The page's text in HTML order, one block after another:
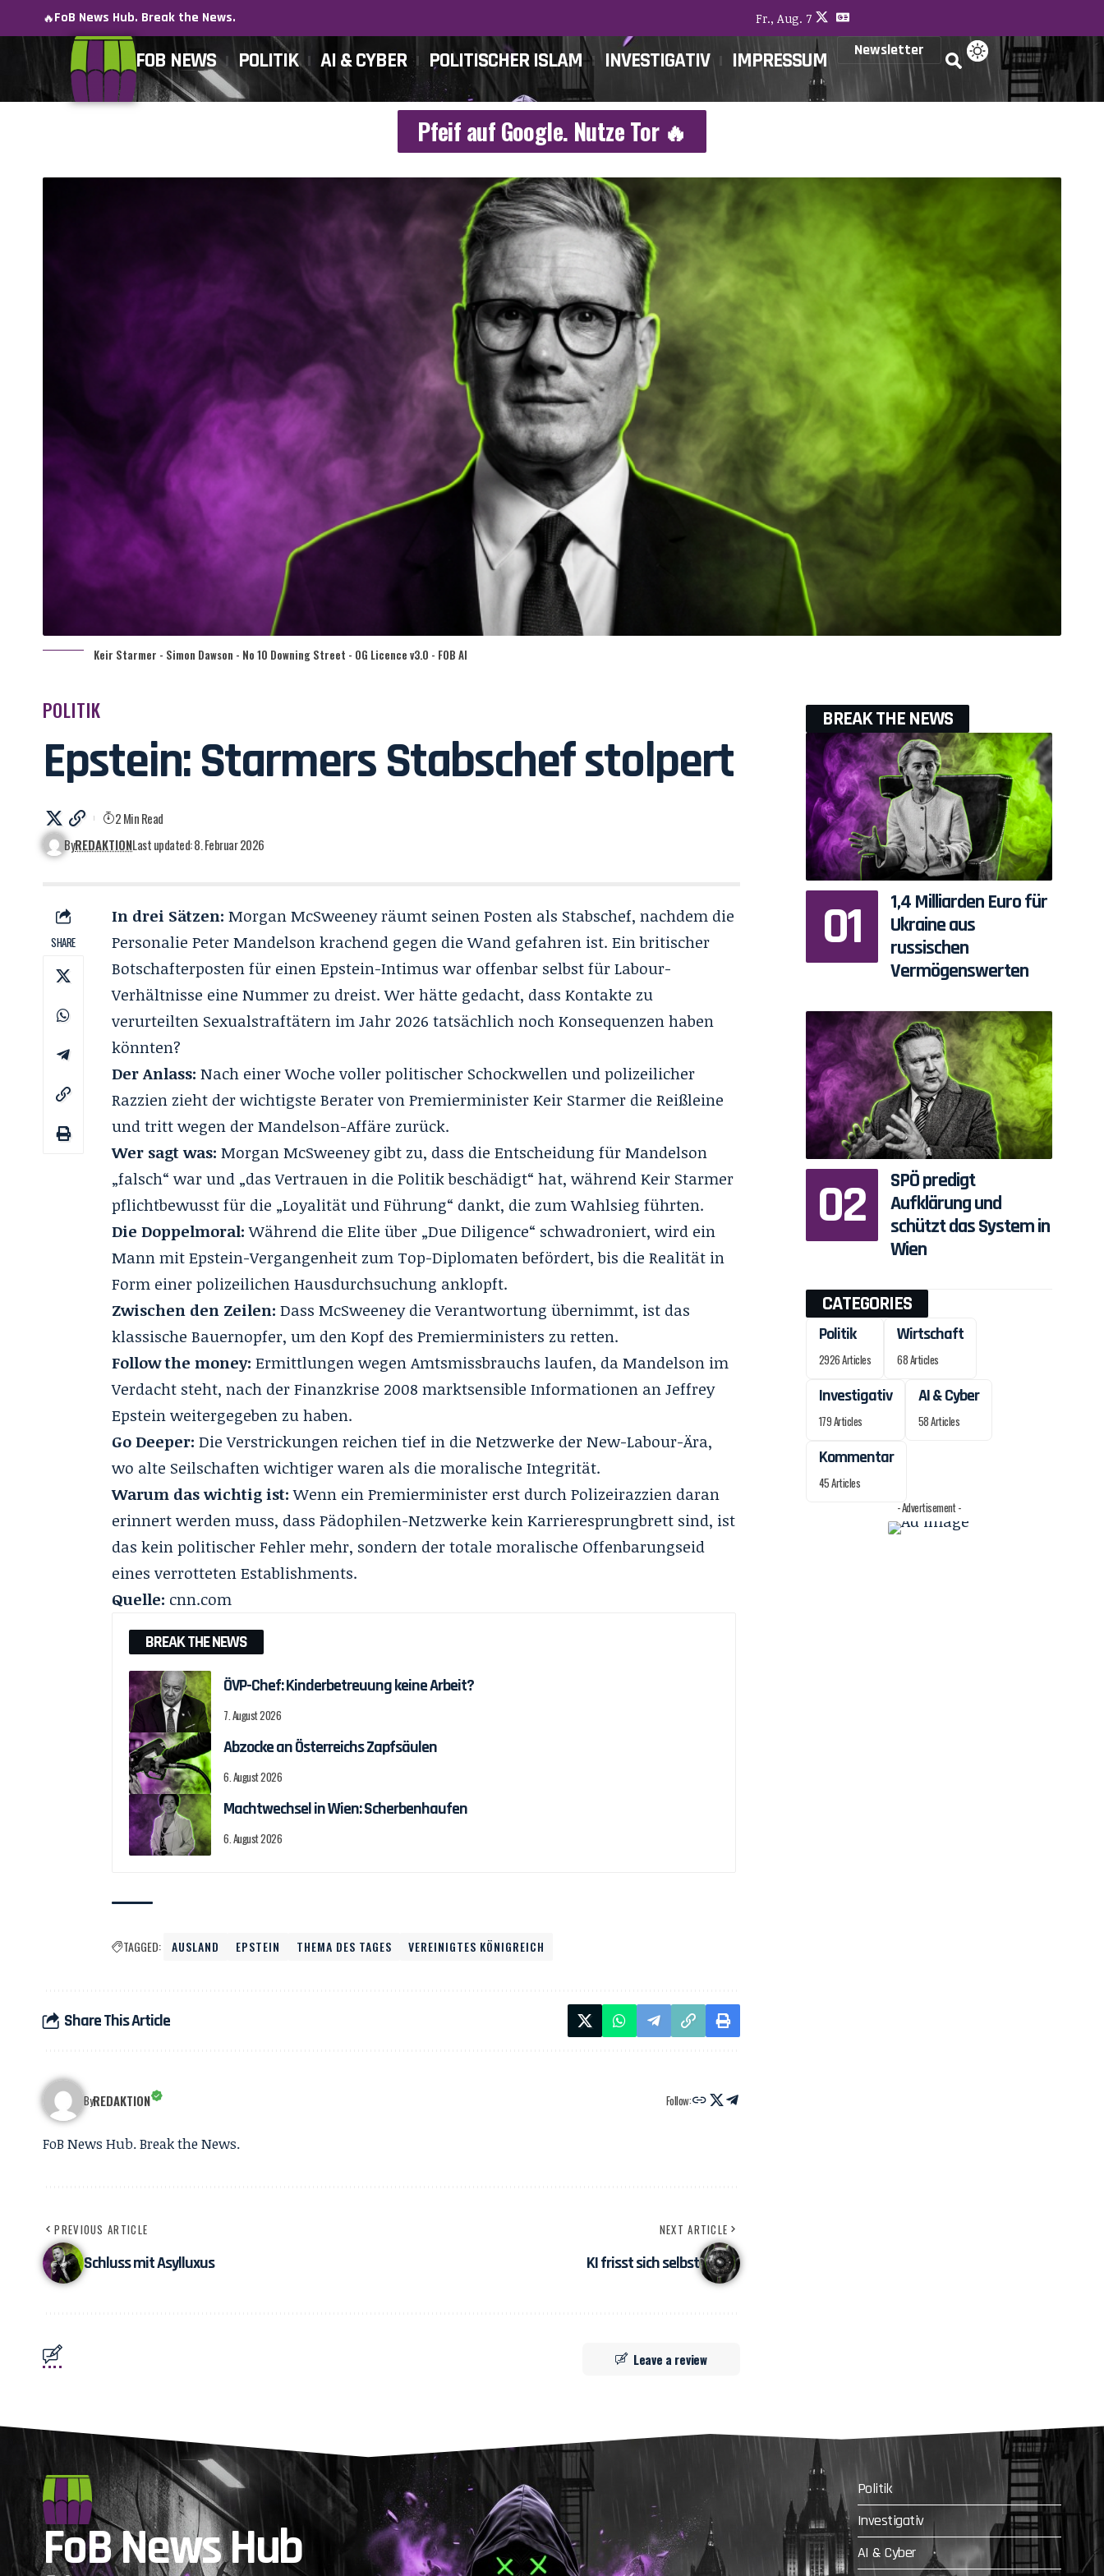
🔥FoB News Hub. Break the News. Fr., Aug. 7
FOB NEWS POLITIK AI & CYBER POLITISCHER ISLAM INVESTIGATIV IMPRESSUM Newsletter
Pfeif auf Google. Nutze Tor 🔥
Keir Starmer - Simon Dawson - No 10 Downing Street - OG Licence v3.0 - FOB AI
POLITIK
Epstein: Starmers Stabschef stolpert
ByREDAKTIONLast updated: 8. Februar 2026
2 Min Read
SHARE
In drei Sätzen:Morgan McSweeney räumt seinen Posten als Stabschef, nachdem die
Personalie Peter Mandelson krachend gegen die Wand gefahren ist. Ein britischer
Botschafterposten für einen Epstein-Intimus war offenbar selbst für Labour-
Verhältnisse eine Nummer zu dreist. Wer hätte gedacht, dass Kontakte zu
verurteilten Sexualstraftätern im Jahr 2026 tatsächlich noch Konsequenzen haben
könnten?
Der Anlass:Nach einer Woche voller politischer Schockwellen und polizeilicher
Razzien zieht der wichtigste Berater von Premierminister Keir Starmer die Reißleine
und tritt wegen der Mandelson-Affäre zurück.
Wer sagt was:Morgan McSweeney gibt zu, dass die Entscheidung für Mandelson
„falsch“ war und „das Vertrauen in die Politik beschädigt“ hat, während Keir Starmer
pflichtbewusst für die „Loyalität und Führung“ dankt, die zum Wahlsieg führten.
Die Doppelmoral:Während die Elite über „Due Diligence“ schwadroniert, wird ein
Mann mit Epstein-Vergangenheit zum Top-Diplomaten befördert, bis die Realität in
Form einer polizeilichen Hausdurchsuchung anklopft.
Zwischen den Zeilen:Dass McSweeney die Verantwortung übernimmt, ist das
klassische Bauernopfer, um den Kopf des Premierministers zu retten.
Follow the money:Ermittlungen wegen Amtsmissbrauchs laufen, da Mandelson im
Verdacht steht, nach der Finanzkrise 2008 marktsensible Informationen an Jeffrey
Epstein weitergegeben zu haben.
Go Deeper:Die Verstrickungen reichen tief in die Netzwerke der New-Labour-Ära,
wo alte Seilschaften wichtiger waren als die moralische Integrität.
Warum das wichtig ist:Wenn ein Premierminister erst durch Polizeirazzien daran
erinnert werden muss, dass Pädophilen-Netzwerke kein Karrieresprungbrett sind, ist
das kein politischer Fehler mehr, sondern der totale moralische Offenbarungseid
eines verrotteten Establishments.
Quelle: cnn.com
BREAK THE NEWS
ÖVP-Chef: Kinderbetreuung keine Arbeit?
7. August 2026
Abzocke an Österreichs Zapfsäulen
6. August 2026
Machtwechsel in Wien: Scherbenhaufen
6. August 2026
TAGGED: AUSLAND EPSTEIN THEMA DES TAGES VEREINIGTES KÖNIGREICH
Share This Article
ByREDAKTION Follow:
FoB News Hub. Break the News.
PREVIOUS ARTICLE
Schluss mit Asylluxus
NEXT ARTICLE
KI frisst sich selbst
Leave a review
BREAK THE NEWS
1,4 Milliarden Euro für
Ukraine aus
russischen
Vermögenswerten
SPÖ predigt
Aufklärung und
schützt das System in
Wien
CATEGORIES
Politik
2926 Articles
Wirtschaft
68 Articles
Investigativ
179 Articles
AI & Cyber
58 Articles
Kommentar
45 Articles
- Advertisement -
FoB News Hub
Politik
Investigativ
AI & Cyber